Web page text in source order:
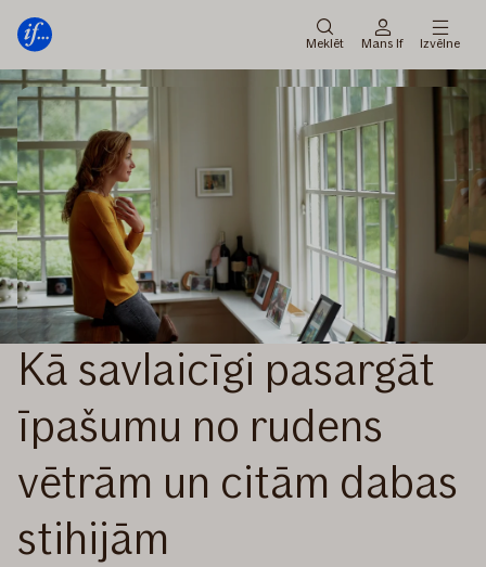
izvēlne
Meklēt Mans If Izvēlne
Kā savlaicīgi pasargāt
īpašumu no rudens
vētrām un citām dabas
stihijām